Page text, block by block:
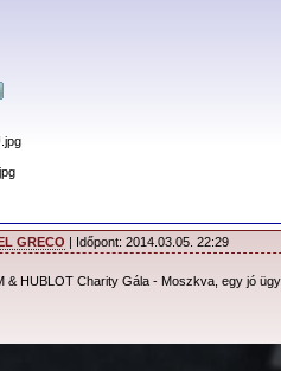
GRECO | Időpont: 2014.03.05. 22:29
& HUBLOT Charity Gála - Moszkva, egy jó